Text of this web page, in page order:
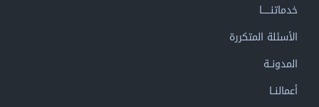
خدماتنــــــا
الأسئلة المتكررة
المدونــة
أعمالنــا